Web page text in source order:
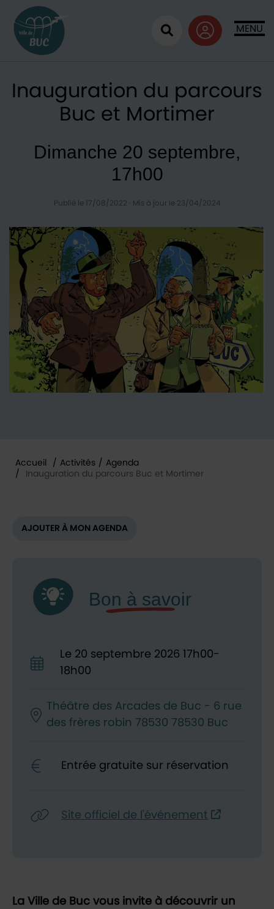
MENU
Ouvrir la
Inauguration du parcours
Buc et Mortimer
Dimanche 20 septembre,
17h00
Publié le 17/08/2022 · Mis à jour le 23/04/2024
Accueil / Activités / Agenda
/
Inauguration du parcours Buc et Mortimer
AJOUTER À MON AGENDA
Le 20 septembre 2026 17h00-
18h00
Théâtre des Arcades de Buc - 6 rue
des frères robin 78530 78530 Buc
Entrée gratuite sur réservation
Site officiel de l'événement
La Ville de Buc vous invite à découvrir un